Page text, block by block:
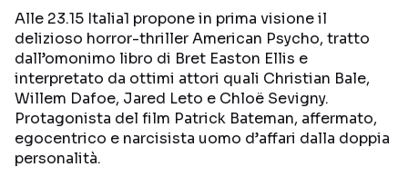
PROGRAMMI TV
PERSONAGGI TV
REALITY SHOW
FICTION
Streaming
NETFLIX
Alle 23.15 Italia1 propone in prima visione il
delizioso horror-thriller American Psycho, tratto
dall’omonimo libro di Bret Easton Ellis e
interpretato da ottimi attori quali Christian Bale,
Willem Dafoe, Jared Leto e Chloë Sevigny.
Protagonista del film Patrick Bateman, affermato,
egocentrico e narcisista uomo d’affari dalla doppia
personalità.